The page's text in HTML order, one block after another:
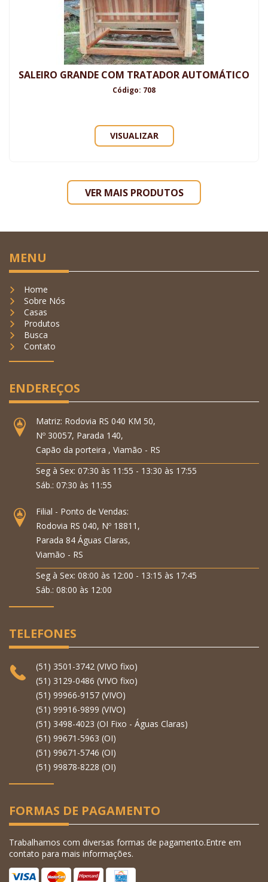
SALEIRO GRANDE COM TRATADOR AUTOMÁTICO
Código: 708
VISUALIZAR
VER MAIS PRODUTOS
MENU
Home
Sobre Nós
Casas
Produtos
Busca
Contato
ENDEREÇOS
Matriz: Rodovia RS 040 KM 50,
Nº 30057, Parada 140,
Capão da porteira , Viamão - RS
Seg à Sex: 07:30 às 11:55 - 13:30 às 17:55
Sáb.: 07:30 às 11:55
Filial - Ponto de Vendas:
Rodovia RS 040, Nº 18811,
Parada 84 Águas Claras,
Viamão - RS
Seg à Sex: 08:00 às 12:00 - 13:15 às 17:45
Sáb.: 08:00 às 12:00
TELEFONES
(51) 3501-3742 (VIVO fixo)
(51) 3129-0486 (VIVO fixo)
(51) 99966-9157 (VIVO)
(51) 99916-9899 (VIVO)
(51) 3498-4023 (OI Fixo - Águas Claras)
(51) 99671-5963 (OI)
(51) 99671-5746 (OI)
(51) 99878-8228 (OI)
FORMAS DE PAGAMENTO
Trabalhamos com diversas formas de pagamento.Entre em
contato para mais informações.